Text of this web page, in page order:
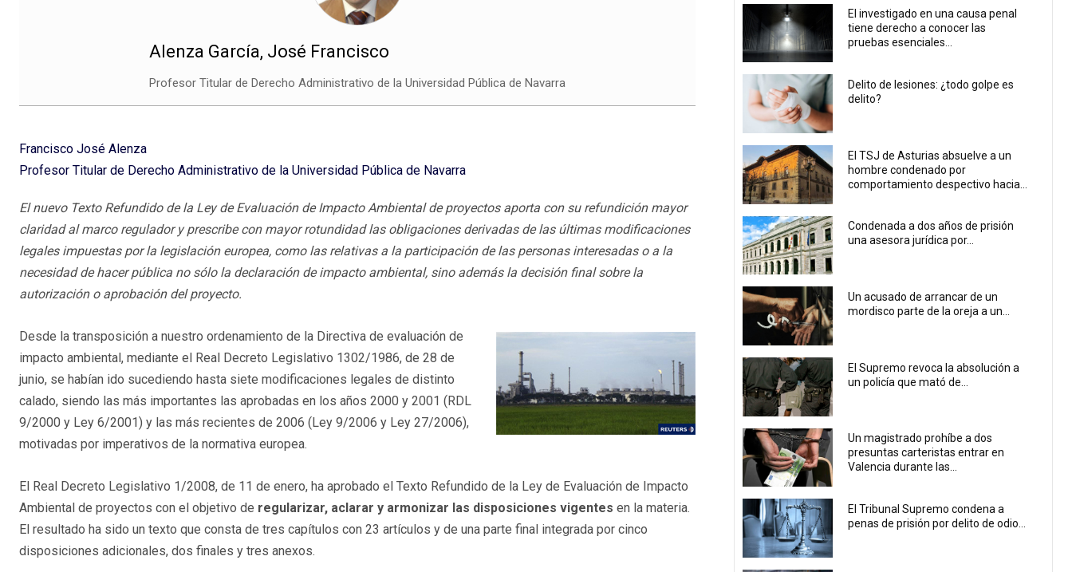
Alenza García, José Francisco
Profesor Titular de Derecho Administrativo de la Universidad Pública de Navarra
Francisco José Alenza
Profesor Titular de Derecho Administrativo de la Universidad Pública de Navarra
El nuevo Texto Refundido de la Ley de Evaluación de Impacto Ambiental de proyectos aporta con su refundición mayor
claridad al marco regulador y prescribe con mayor rotundidad las obligaciones derivadas de las últimas modificaciones
legales impuestas por la legislación europea, como las relativas a la participación de las personas interesadas o a la
necesidad de hacer pública no sólo la declaración de impacto ambiental, sino además la decisión final sobre la
autorización o aprobación del proyecto.
Desde la transposición a nuestro ordenamiento de la Directiva de evaluación de
impacto ambiental, mediante el Real Decreto Legislativo 1302/1986, de 28 de
junio, se habían ido sucediendo hasta siete modificaciones legales de distinto
calado, siendo las más importantes las aprobadas en los años 2000 y 2001 (RDL
9/2000 y Ley 6/2001) y las más recientes de 2006 (Ley 9/2006 y Ley 27/2006),
motivadas por imperativos de la normativa europea.
El Real Decreto Legislativo 1/2008, de 11 de enero, ha aprobado el Texto Refundido de la Ley de Evaluación de Impacto
Ambiental de proyectos con el objetivo de regularizar, aclarar y armonizar las disposiciones vigentes en la materia.
El resultado ha sido un texto que consta de tres capítulos con 23 artículos y de una parte final integrada por cinco
disposiciones adicionales, dos finales y tres anexos.
El investigado en una causa penal
tiene derecho a conocer las
pruebas esenciales...
Delito de lesiones: ¿todo golpe es
delito?
El TSJ de Asturias absuelve a un
hombre condenado por
comportamiento despectivo hacia...
Condenada a dos años de prisión
una asesora jurídica por...
Un acusado de arrancar de un
mordisco parte de la oreja a un...
El Supremo revoca la absolución a
un policía que mató de...
Un magistrado prohíbe a dos
presuntas carteristas entrar en
Valencia durante las...
El Tribunal Supremo condena a
penas de prisión por delito de odio...